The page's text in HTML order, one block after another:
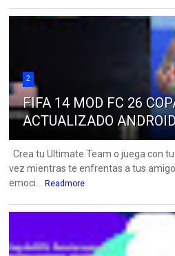
2
FIFA 14 MOD FC 26
ACTUALIZADO
Crea tu Ultimate Team o juega con
vez mientras te enfrentas a tus
emoci... Readmore